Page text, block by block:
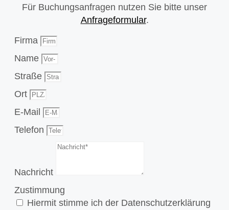
Für Buchungsanfragen nutzen Sie bitte unser
Anfrageformular.
Firma
Name
Straße
Ort
E-Mail
Telefon
Nachricht
Zustimmung
Hiermit stimme ich der Datenschutzerklärung